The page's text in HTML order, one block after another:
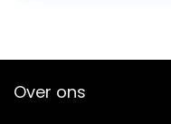
Over ons